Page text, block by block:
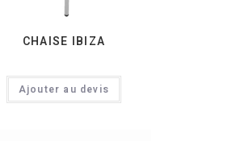
CHAISE IBIZA
Ajouter au devis